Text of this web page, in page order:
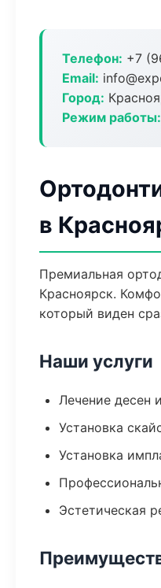
Телефон: +7
Email:
Город:
Режим работы:
в
Премиальная
Красноярск.
который виден
Наши услуги
Лечение десен
Установка
Установка
Эстетическая